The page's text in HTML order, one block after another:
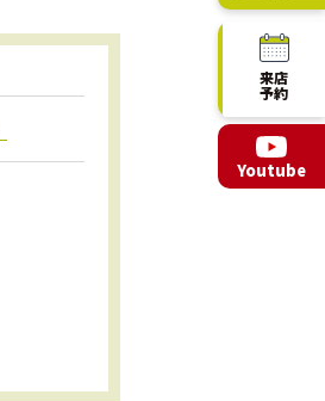
来店
予約
Youtube